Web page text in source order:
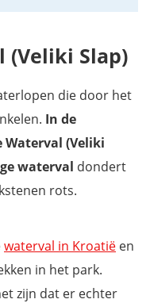
(Veliki Slap)
die door het
In de
Waterval (Veliki
waterval dondert
rots.
waterval in Kroatië en
in het park.
zijn dat er echter